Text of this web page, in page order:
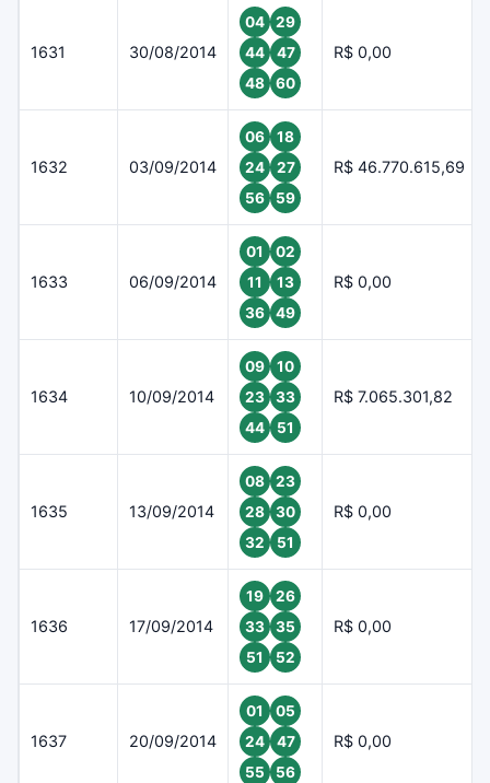
1631 30/08/2014
04
29
44
47
48
60
R$ 0,00
1632 03/09/2014
06
18
24
27
56
59
R$ 46.770.615,69
1633 06/09/2014
01
02
11
13
36
49
R$ 0,00
1634 10/09/2014
09
10
23
33
44
51
R$ 7.065.301,82
1635 13/09/2014
08
23
28
30
32
51
R$ 0,00
1636 17/09/2014
19
26
33
35
51
52
R$ 0,00
1637 20/09/2014
01
05
24
47
55
56
R$ 0,00